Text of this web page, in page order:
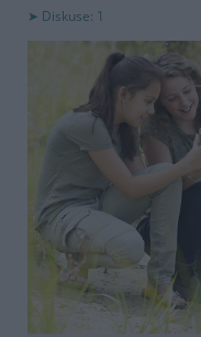
Diskuse: 1